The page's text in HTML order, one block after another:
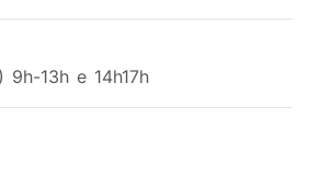
13h e 14h17h